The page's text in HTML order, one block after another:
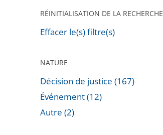
pour
après
RÉINITIALISATION DE LA RECHERCHE
Effacer le(s) filtre(s)
NATURE
Décision de justice (167)
Événement (12)
Autre (2)